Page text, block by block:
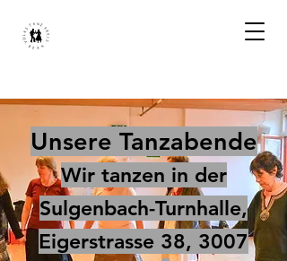
Unsere Tanzabende
Wir tanzen in der
Sulgenbach-Turnhalle,
Eigerstrasse 38, 3007